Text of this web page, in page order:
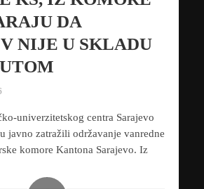
DA
NIJE U SKLADU
univerzitetskog centra Sarajevo
javno zatražili održavanje vanredne
komore Kantona Sarajevo. Iz